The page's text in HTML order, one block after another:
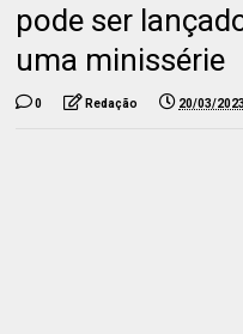
pode ser
uma minissérie
0 Redação 20/03/2023